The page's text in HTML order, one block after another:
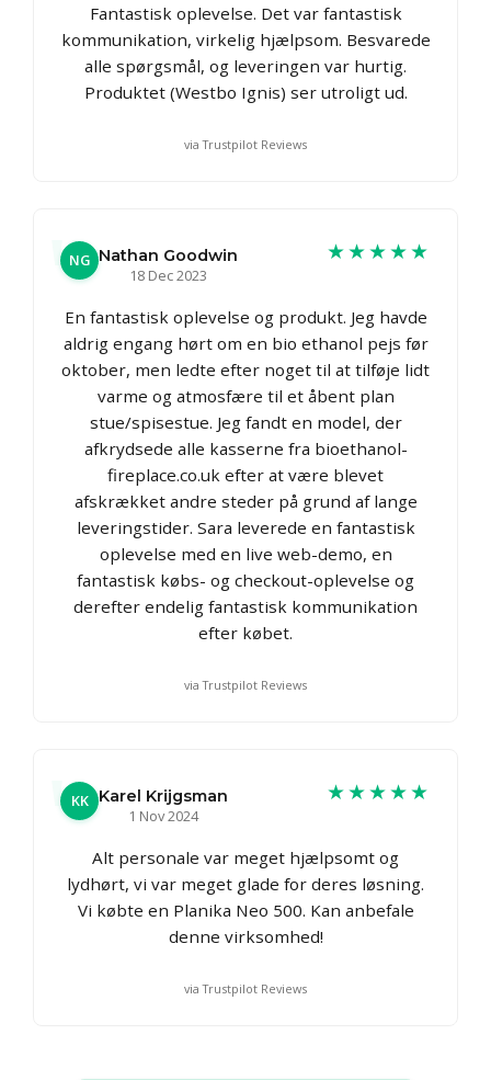
Fantastisk oplevelse. Det var fantastisk
kommunikation, virkelig hjælpsom. Besvarede
alle spørgsmål, og leveringen var hurtig.
Produktet (Westbo Ignis) ser utroligt ud.
via Trustpilot Reviews
NG Nathan Goodwin
18 Dec 2023
★★★★★
En fantastisk oplevelse og produkt. Jeg havde
aldrig engang hørt om en bio ethanol pejs før
oktober, men ledte efter noget til at tilføje lidt
varme og atmosfære til et åbent plan
stue/spisestue. Jeg fandt en model, der
afkrydsede alle kasserne fra bioethanol-
fireplace.co.uk efter at være blevet
afskrækket andre steder på grund af lange
leveringstider. Sara leverede en fantastisk
oplevelse med en live web-demo, en
fantastisk købs- og checkout-oplevelse og
derefter endelig fantastisk kommunikation
efter købet.
via Trustpilot Reviews
KK Karel Krijgsman
1 Nov 2024
★★★★★
Alt personale var meget hjælpsomt og
lydhørt, vi var meget glade for deres løsning.
Vi købte en Planika Neo 500. Kan anbefale
denne virksomhed!
via Trustpilot Reviews